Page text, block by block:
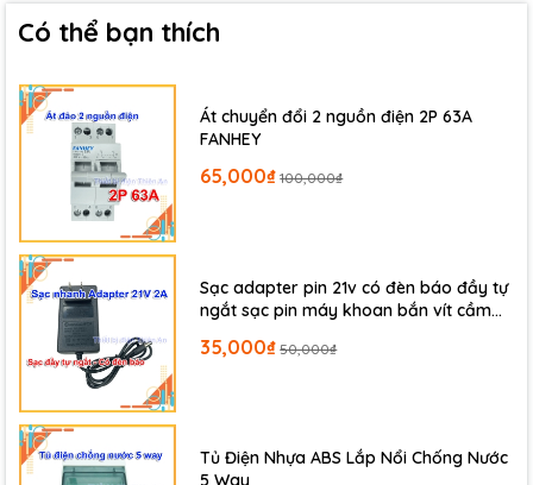
Có thể bạn thích
Át chuyển đổi 2 nguồn điện 2P 63A
FANHEY
65,000₫ 100,000₫
Sạc adapter pin 21v có đèn báo đầy tự
ngắt sạc pin máy khoan bắn vít cầm
35,000₫ 50,000₫
Tủ Điện Nhựa ABS Lắp Nổi Chống Nước
5 Way